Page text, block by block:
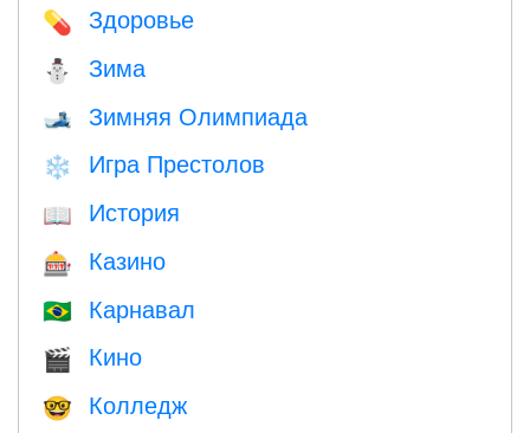
💊 Здоровье
⛄ Зима
🎿 Зимняя Олимпиада
❄️ Игра Престолов
📖 История
🎰 Казино
🇧🇷 Карнавал
🎬 Кино
🤓 Колледж